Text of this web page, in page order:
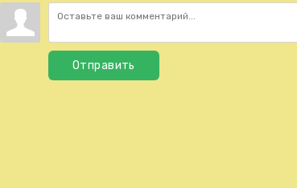
Отправить